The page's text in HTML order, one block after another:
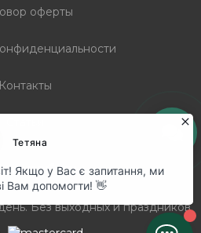
оферты
Контакты
работы
Без выходных и праздников